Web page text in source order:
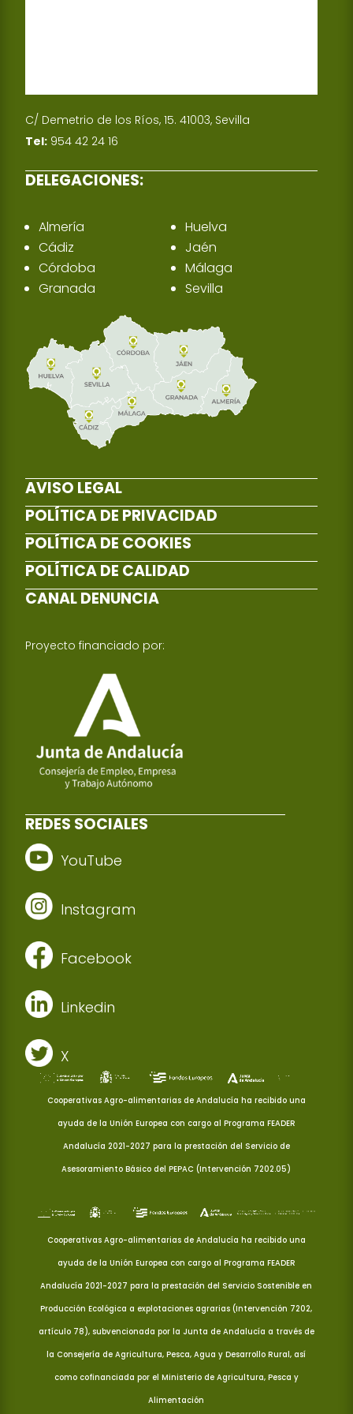
C/ Demetrio de los Ríos, 15. 41003, Sevilla
Tel: 954 42 24 16
DELEGACIONES:
Almería
Cádiz
Córdoba
Granada
Huelva
Jaén
Málaga
Sevilla
AVISO LEGAL
POLÍTICA DE PRIVACIDAD
POLÍTICA DE COOKIES
POLÍTICA DE CALIDAD
CANAL DENUNCIA
Proyecto financiado por:
REDES SOCIALES
YouTube
Instagram
Facebook
Linkedin
X
Cooperativas Agro-alimentarias de Andalucía ha recibido una
ayuda de la Unión Europea con cargo al Programa FEADER
Andalucía 2021-2027 para la prestación del Servicio de
Asesoramiento Básico del PEPAC (Intervención 7202.05)
Cooperativas Agro-alimentarias de Andalucía ha recibido una
ayuda de la Unión Europea con cargo al Programa FEADER
Andalucía 2021-2027 para la prestación del Servicio Sostenible en
Producción Ecológica a explotaciones agrarias (Intervención 7202,
artículo 78), subvencionada por la Junta de Andalucía a través de
la Consejería de Agricultura, Pesca, Agua y Desarrollo Rural, así
como cofinanciada por el Ministerio de Agricultura, Pesca y
Alimentación